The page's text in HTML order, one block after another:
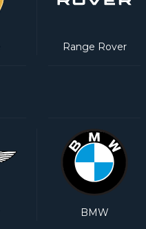
Range Rover
BMW